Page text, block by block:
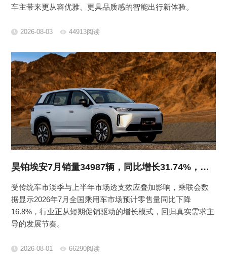
车主带来更从容优雅、更具品质感的智能出行新体验。
2026-08-03 44913阅读
昊铂埃安7月销量34987辆，同比增长31.74%，全新Ray系列蓄势待发
受传统车市淡季与上半年市场透支效应叠加影响，乘联会数
据显示2026年7月全国乘用车市场预计零售量同比下降
16.8%，行业正从短期促销驱动的增长模式，回归真实需求主
导的发展节奏。
2026-08-01 66290阅读